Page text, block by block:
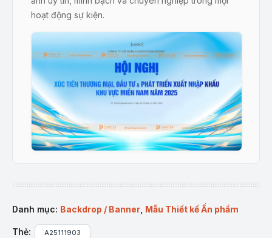
hoạt động sự kiện.
Mẫu Backdrop/Banner Hội Nghị Xúc Tiến Thương Mại – Đầu
Đặc điểm nổi bật của sản
phẩm:
Danh mục: Backdrop / Banner Mẫu Thiết kế Ấn phẩm
Thẻ: A25111903